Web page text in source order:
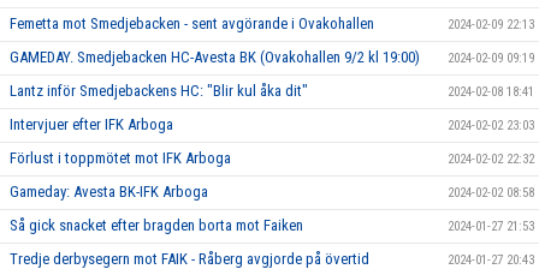
Femetta mot Smedjebacken - sent avgörande i Ovakohallen 2024-02-09 22:13
GAMEDAY. Smedjebacken HC-Avesta BK (Ovakohallen 9/2 kl 19:00) 2024-02-09 09:19
Lantz inför Smedjebackens HC: "Blir kul åka dit" 2024-02-08 18:41
Intervjuer efter IFK Arboga 2024-02-02 23:03
Förlust i toppmötet mot IFK Arboga 2024-02-02 22:32
Gameday: Avesta BK-IFK Arboga 2024-02-02 08:58
Så gick snacket efter bragden borta mot Faiken 2024-01-27 21:53
Tredje derbysegern mot FAIK - Råberg avgjorde på övertid 2024-01-27 20:43